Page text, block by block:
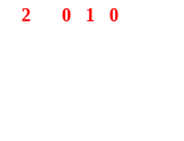
2 0 1 0